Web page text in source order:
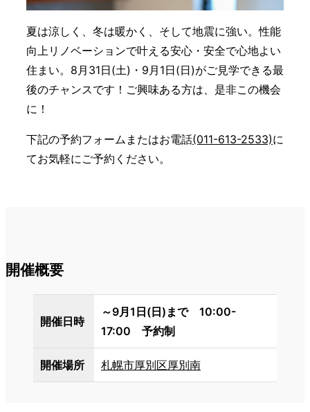
夏は涼しく、冬は暖かく、そして地震に強い。性能
向上リノベーションで叶える安心・安全で心地よい
住まい。8月31日(土)・9月1日(日)がご見学できる最
後のチャンスです！ご興味ある方は、是非この機会
に！
下記の予約フォームまたはお電話(011-613-2533)に
てお気軽にご予約ください。
開催概要
開催日時
～9月1日(日)まで 10:00-
17:00 予約制
開催場所 札幌市厚別区厚別南